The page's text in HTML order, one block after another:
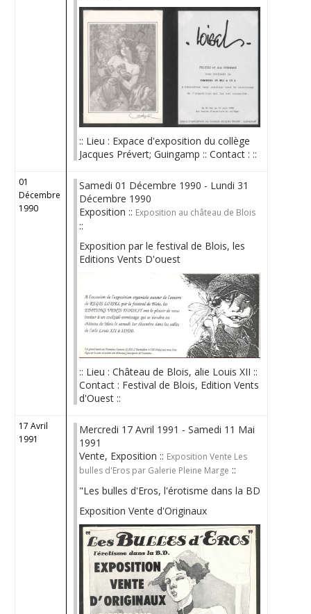
:: Lieu : Expace d'exposition du collège
Jacques Prévert; Guingamp :: Contact : ::
01
Décembre
1990
Samedi 01 Décembre 1990 - Lundi 31
Décembre 1990
Exposition :: Exposition au château de Blois
::
Exposition par le festival de Blois, les
Editions Vents D'ouest
:: Lieu : Château de Blois, alie Louis XII ::
Contact : Festival de Blois, Edition Vents
d'Ouest ::
17 Avril
1991
Mercredi 17 Avril 1991 - Samedi 11 Mai
1991
Vente, Exposition :: Exposition Vente Les
bulles d'Eros par Galerie Pleine Marge ::
"Les bulles d'Eros, l'érotisme dans la BD
Exposition Vente d'Originaux